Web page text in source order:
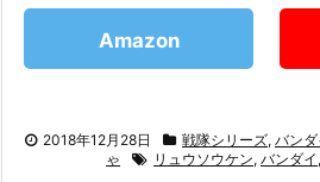
Amazon
2018年12月28日 戦隊シリーズ, バンダ
ゃ
リュウソウケン, バンダイ ,